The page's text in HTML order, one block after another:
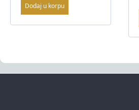
Dodaj u korpu